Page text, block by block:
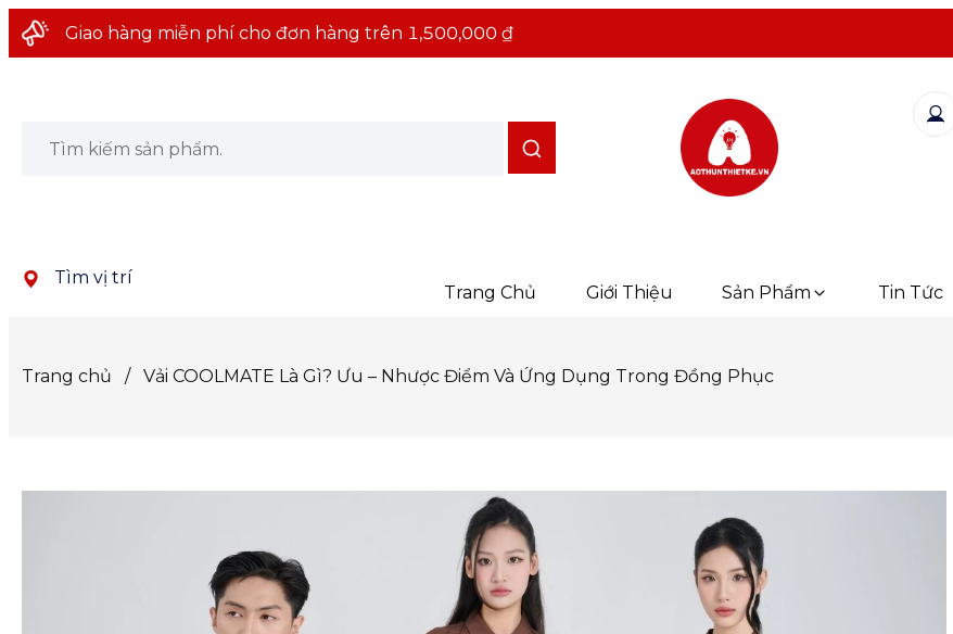
Giao hàng miễn phí cho đơn hàng trên 1,500,000 ₫
Tìm vị trí
Trang Chủ Giới Thiệu Sản Phẩm Tin Tức
Trang chủ / Vải COOLMATE Là Gì? Ưu – Nhược Điểm Và Ứng Dụng Trong Đồng Phục